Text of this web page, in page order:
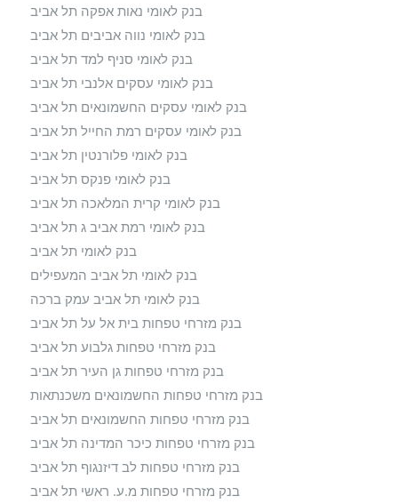
בנק לאומי נאות אפקה תל אביב
בנק לאומי נווה אביבים תל אביב
בנק לאומי סניף למד תל אביב
בנק לאומי עסקים אלנבי תל אביב
בנק לאומי עסקים החשמונאים תל אביב
בנק לאומי עסקים רמת החייל תל אביב
בנק לאומי פלורנטין תל אביב
בנק לאומי פנקס תל אביב
בנק לאומי קרית המלאכה תל אביב
בנק לאומי רמת אביב ג תל אביב
בנק לאומי תל אביב
בנק לאומי תל אביב המעפילים
בנק לאומי תל אביב עמק ברכה
בנק מזרחי טפחות בית אל על תל אביב
בנק מזרחי טפחות גלבוע תל אביב
בנק מזרחי טפחות גן העיר תל אביב
בנק מזרחי טפחות החשמונאים משכנתאות
בנק מזרחי טפחות החשמונאים תל אביב
בנק מזרחי טפחות כיכר המדינה תל אביב
בנק מזרחי טפחות לב דיזנגוף תל אביב
בנק מזרחי טפחות מ.ע. ראשי תל אביב